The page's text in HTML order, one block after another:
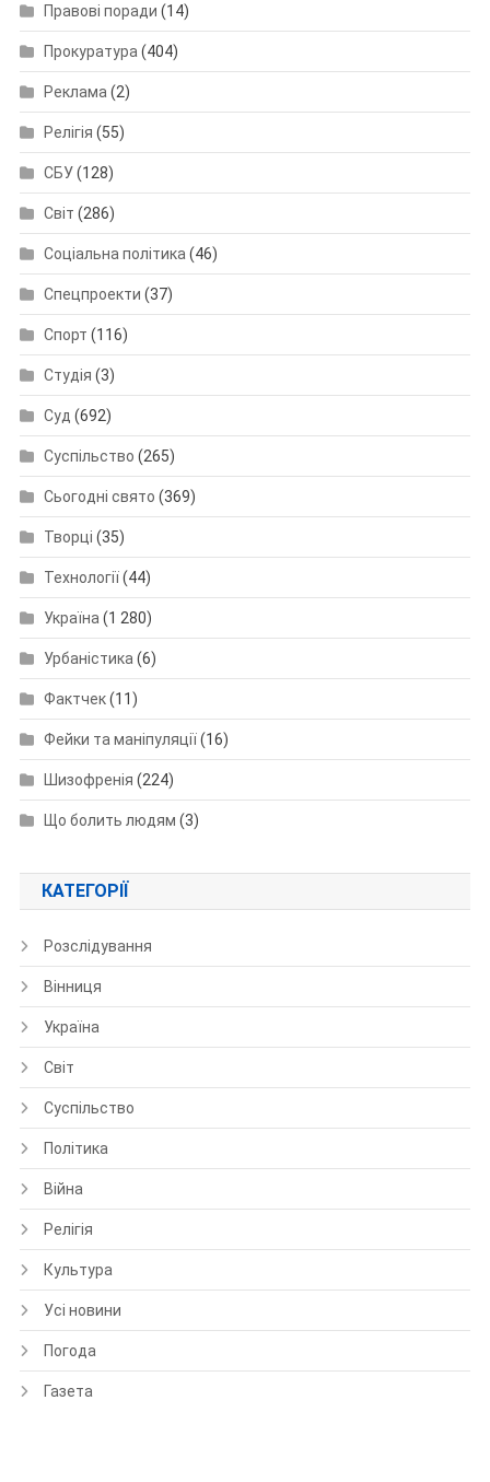
Правові поради (14)
Прокуратура (404)
Реклама (2)
Релігія (55)
СБУ(128)
Світ (286)
Соціальна політика (46)
Спецпроекти (37)
Спорт (116)
Студія (3)
Суд (692)
Суспільство (265)
Сьогодні свято (369)
Творці (35)
Технології(44)
Україна (1 280)
Урбаністика (6)
Фактчек(11)
Фейки та маніпуляції(16)
Шизофренія (224)
Що болить людям (3)
КАТЕГОРІЇ
Розслідування
Вінниця
Україна
Світ
Суспільство
Політика
Війна
Релігія
Культура
Усі новини
Погода
Газета